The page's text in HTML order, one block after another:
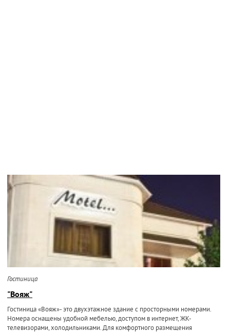
Гостиница
"Вояж"
Гостиница «Вояж»- это двухэтажное здание с просторными номерами.
Номера оснащены удобной мебелью, доступом в интернет, ЖК-
телевизорами, холодильниками. Для комфортного размещения